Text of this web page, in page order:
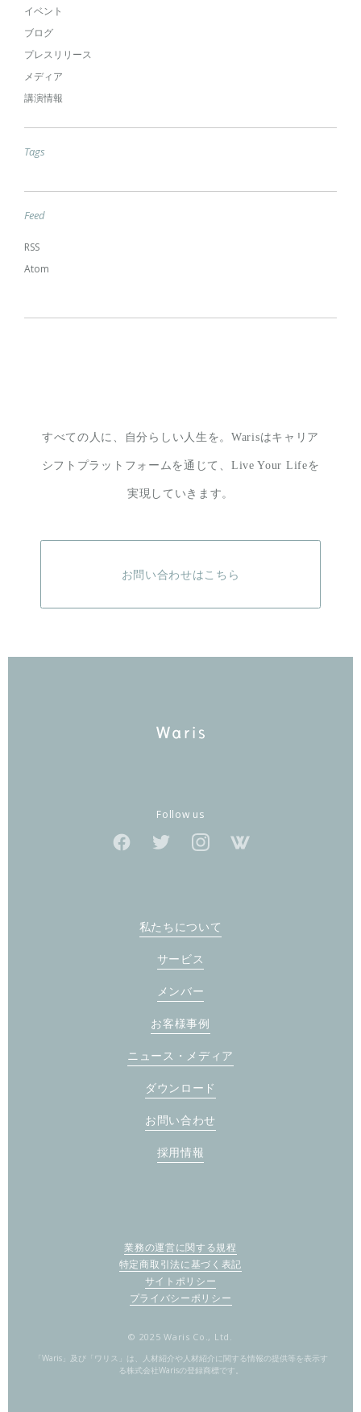
イベント
ブログ
プレスリリース
メディア
講演情報
Tags
Feed
RSS
Atom
すべての人に、自分らしい人生を。Warisはキャリア
シフトプラットフォームを通じて、 Live Your Lifeを
実現していきます。
お問い合わせはこちら
Follow us
私たちについて
サービス
メンバー
お客様事例
ニュース・メディア
ダウンロード
お問い合わせ
採用情報
業務の運営に関する規程
特定商取引法に基づく表記
サイトポリシー
プライバシーポリシー
© 2025 Waris Co., Ltd.
「Waris」及び「ワリス」は、人材紹介や人材紹介に関する情報の提供等を表示す
る株式会社Warisの登録商標です。